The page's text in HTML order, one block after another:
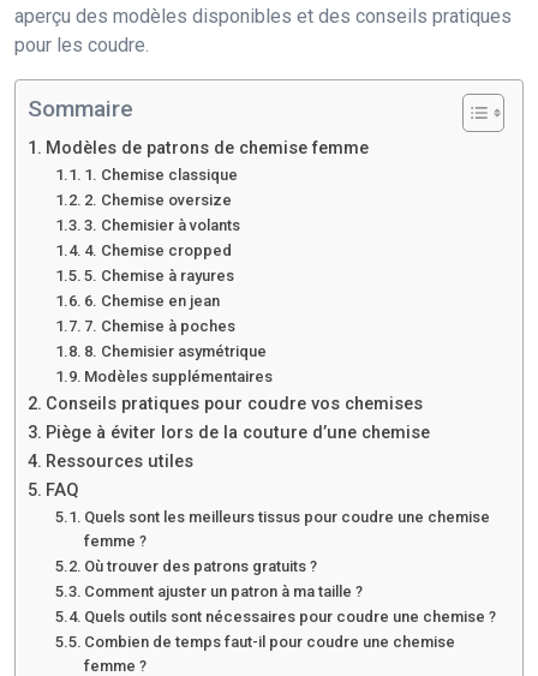
aperçu des modèles disponibles et des conseils pratiques
pour les coudre.
Sommaire
Modèles de patrons de chemise femme
1. Chemise classique
2. Chemise oversize
3. Chemisier à volants
4. Chemise cropped
5. Chemise à rayures
6. Chemise en jean
7. Chemise à poches
8. Chemisier asymétrique
Modèles supplémentaires
Conseils pratiques pour coudre vos chemises
Piège à éviter lors de la couture d’une chemise
Ressources utiles
FAQ
Quels sont les meilleurs tissus pour coudre une chemise
femme ?
Où trouver des patrons gratuits ?
Comment ajuster un patron à ma taille ?
Quels outils sont nécessaires pour coudre une chemise ?
Combien de temps faut-il pour coudre une chemise
femme ?